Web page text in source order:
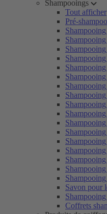
Shampooings
Tout afficher
Pré-
Shampooing
Savon pour
Coffrets